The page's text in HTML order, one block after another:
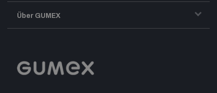
Transport und Warenversand
Reklamation
Über GUMEX
GUMEX stellt sich vor